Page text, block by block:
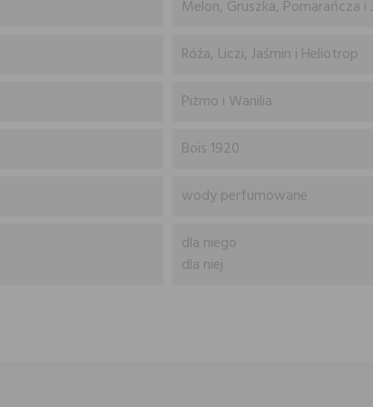
Melon, Gruszka, Pomarańcza i
Róża, Liczi, Jaśmin i Heliotrop
Piżmo i Wanilia
Bois 1920
wody perfumowane
dla niego
dla niej